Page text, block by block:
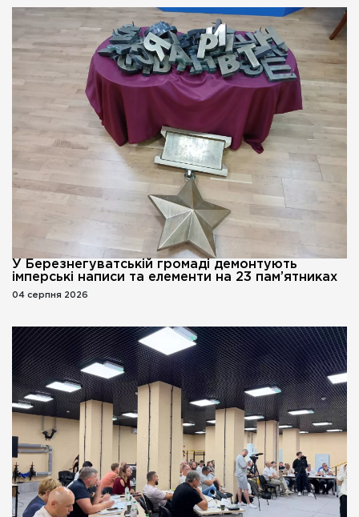
У Березнегуватській громаді демонтують
імперські написи та елементи на 23 пам’ятниках
04 серпня 2026